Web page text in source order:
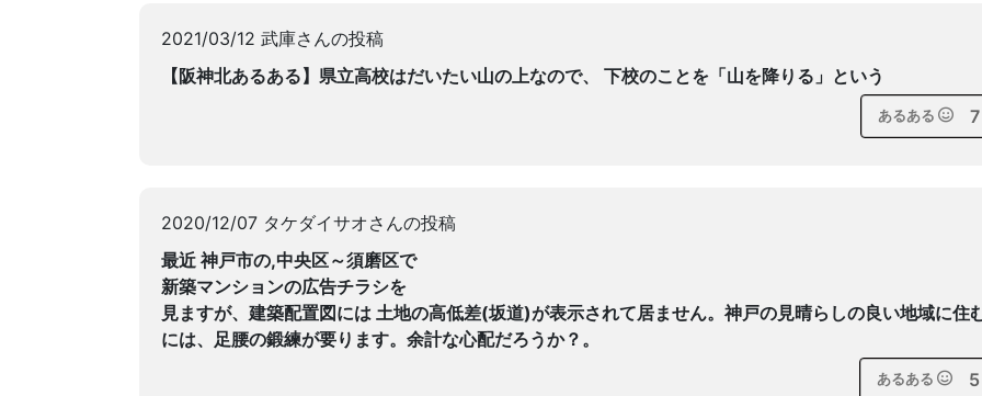
2021/03/12 武庫さんの投稿
【阪神北あるある】県立高校はだいたい山の上なので、 下校のことを「山を降りる」という
あるある 7
2020/12/07 タケダイサオさんの投稿
最近 神戸市の,中央区～須磨区で
新築マンションの広告チラシを
見ますが、建築配置図には 土地の高低差(坂道)が表示されて居ません。神戸の見晴らしの良い地域に住
には、足腰の鍛練が要ります。余計な心配だろうか？。
あるある 5